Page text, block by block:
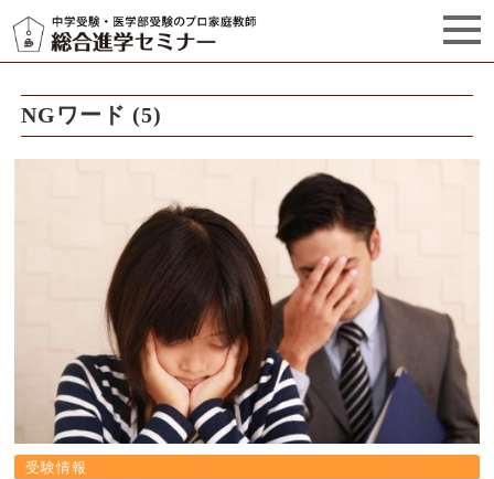
セミナーからのお知らせ（5）
NGワード (5)
受験情報